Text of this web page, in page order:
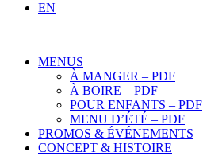
EN
MENUS
À MANGER – PDF
À BOIRE – PDF
POUR ENFANTS – PDF
MENU D’ÉTÉ – PDF
PROMOS & ÉVÉNEMENTS
CONCEPT & HISTOIRE